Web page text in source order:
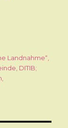
Landnahme“,
, DITIB;
,